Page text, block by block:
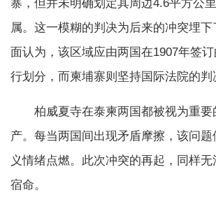
寨，但并未明确划定其周边4.6平方公
属。这一模糊的判决为后来的冲突埋
面认为，该区域应由两国在1907年签
行划分，而柬埔寨则坚持国际法院的判
柏威夏寺在泰柬两国都被视为重要
产。每当两国间出现矛盾摩擦，该问
义情绪点燃。此次冲突的再起，同样
宿命。